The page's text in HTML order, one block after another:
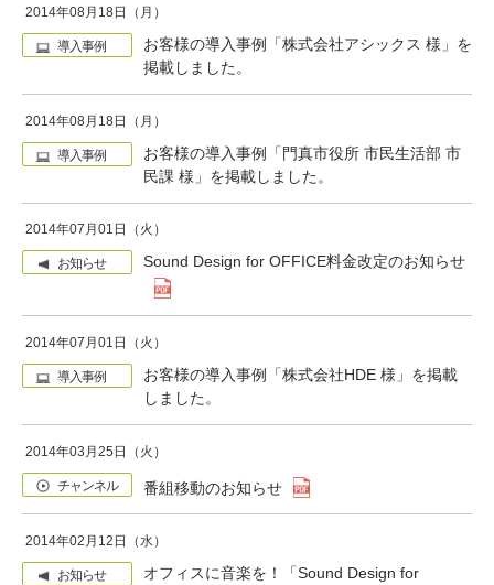
2014年08月18日（月）
導入事例
お客様の導入事例「株式会社アシックス 様」を
掲載しました。
2014年08月18日（月）
導入事例
お客様の導入事例「門真市役所 市民生活部 市
民課 様」を掲載しました。
2014年07月01日（火）
お知らせ Sound Design for OFFICE料金改定のお知らせ
2014年07月01日（火）
導入事例
お客様の導入事例「株式会社HDE 様」を掲載
しました。
2014年03月25日（火）
チャンネル 番組移動のお知らせ
2014年02月12日（水）
お知らせ
オフィスに音楽を！「Sound Design for